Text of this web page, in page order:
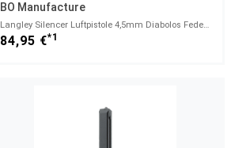
BO Manufacture
Langley Silencer Luftpistole 4,5mm Diabolos Federdruck BLK
84,95 €*1